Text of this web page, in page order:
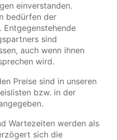
einverstanden.
bedürfen der
sind
auch wenn ihnen
wird.
Preise sind in unseren
bzw. in der
Wartezeiten werden als
sich die